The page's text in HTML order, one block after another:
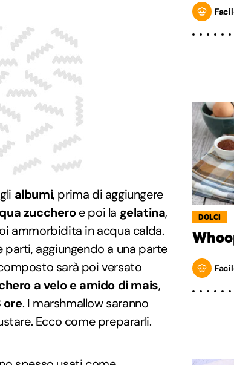
albumi, prima di aggiungere
zuccheroe poi la gelatina,
ammorbidita in acqua calda.
aggiungendo a una parte
sarà poi versato
a velo e amido di mais,
ore. I marshmallow saranno
Ecco come prepararli.
DOLCI